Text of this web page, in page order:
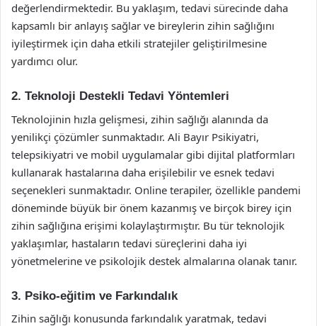
değerlendirmektedir. Bu yaklaşım, tedavi sürecinde daha
kapsamlı bir anlayış sağlar ve bireylerin zihin sağlığını
iyileştirmek için daha etkili stratejiler geliştirilmesine
yardımcı olur.
2. Teknoloji Destekli Tedavi Yöntemleri
Teknolojinin hızla gelişmesi, zihin sağlığı alanında da
yenilikçi çözümler sunmaktadır. Ali Bayır Psikiyatri,
telepsikiyatri ve mobil uygulamalar gibi dijital platformları
kullanarak hastalarına daha erişilebilir ve esnek tedavi
seçenekleri sunmaktadır. Online terapiler, özellikle pandemi
döneminde büyük bir önem kazanmış ve birçok birey için
zihin sağlığına erişimi kolaylaştırmıştır. Bu tür teknolojik
yaklaşımlar, hastaların tedavi süreçlerini daha iyi
yönetmelerine ve psikolojik destek almalarına olanak tanır.
3. Psiko-eğitim ve Farkındalık
Zihin sağlığı konusunda farkındalık yaratmak, tedavi